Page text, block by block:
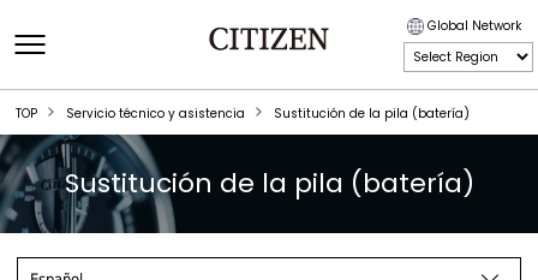
Global Network
TOP Servicio técnico y asistencia Sustitución de la pila (batería)
Sustitución de la pila (batería)